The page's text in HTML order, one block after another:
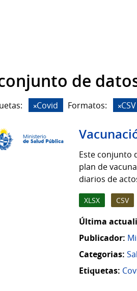
de
Covid Formatos: CSV
Este conjunto
plan de
diarios de
XLSX CSV
Última
Publicador:
Categorias:
Etiquetas: